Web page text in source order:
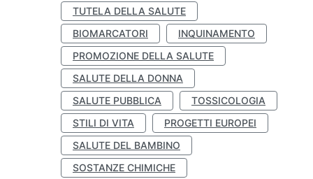
TUTELA DELLA SALUTE
BIOMARCATORI
INQUINAMENTO
PROMOZIONE DELLA SALUTE
SALUTE DELLA DONNA
SALUTE PUBBLICA
TOSSICOLOGIA
STILI DI VITA
PROGETTI EUROPEI
SALUTE DEL BAMBINO
SOSTANZE CHIMICHE